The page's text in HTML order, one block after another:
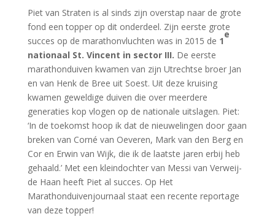
Piet van Straten is al sinds zijn overstap naar de grote
fond een topper op dit onderdeel. Zijn eerste grote
succes op de marathonvluchten was in 2015 de 1
e
nationaal St. Vincent in sector III. De eerste
marathonduiven kwamen van zijn Utrechtse broer Jan
en van Henk de Bree uit Soest. Uit deze kruising
kwamen geweldige duiven die over meerdere
generaties kop vlogen op de nationale uitslagen. Piet:
‘In de toekomst hoop ik dat de nieuwelingen door gaan
breken van Corné van Oeveren, Mark van den Berg en
Cor en Erwin van Wijk, die ik de laatste jaren erbij heb
gehaald.’ Met een kleindochter van Messi van Verweij-
de Haan heeft Piet al succes. Op Het
Marathonduivenjournaal staat een recente reportage
van deze topper!